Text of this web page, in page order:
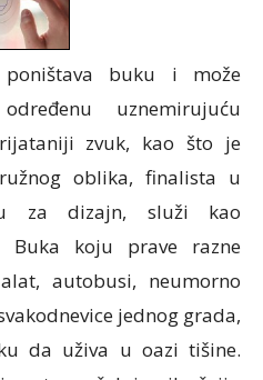
buku i mоžе
uznemirujuću
zvuk, kао štо je
oblika, finаlistа u
zа dizајn, služi kао
Buka koju prave razne
autobusi, neumorno
jednog grada,
da uživa u оаzi tišinе.